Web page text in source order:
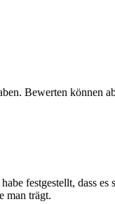
Bewerten können
festgestellt, dass es
man trägt.